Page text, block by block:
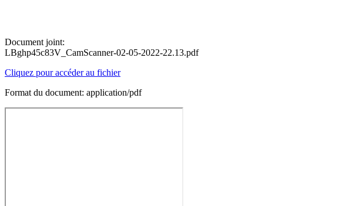
Document joint:
LBghp45c83V_CamScanner-02-05-2022-22.13.pdf
Cliquez pour accéder au fichier
Format du document: application/pdf